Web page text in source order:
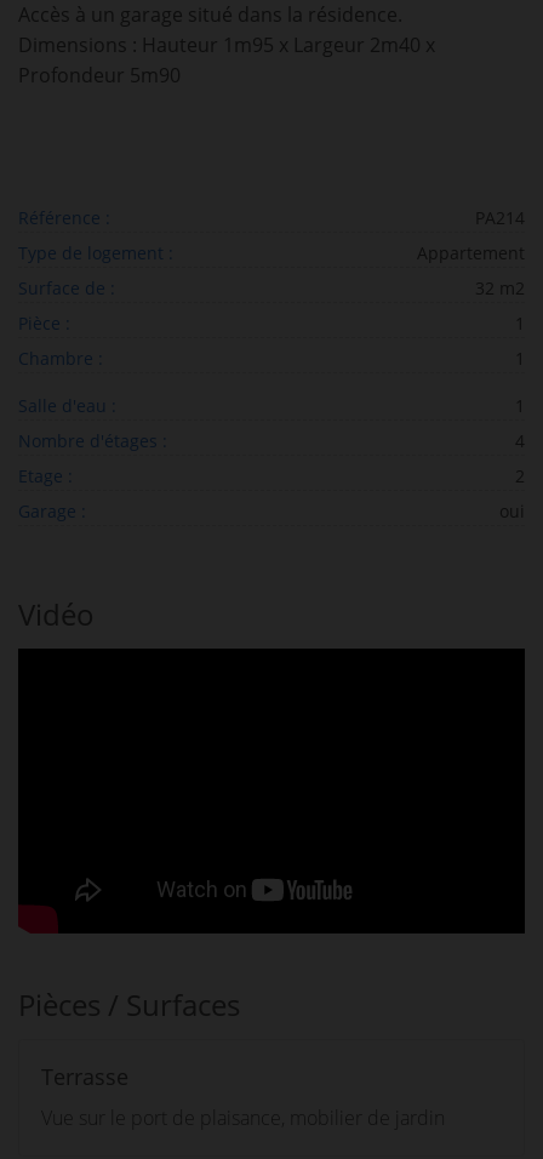
Accès à un garage situé dans la résidence.
Dimensions : Hauteur 1m95 x Largeur 2m40 x
Profondeur 5m90
Référence :
PA214
Type de logement :
Appartement
Surface de :
32 m2
Pièce :
Chambre :
Salle d'eau :
Nombre d'étages :
4
Etage :
2
Garage :
oui
Vidéo
Pièces / Surfaces
Terrasse
Vue sur le port de plaisance, mobilier de jardin